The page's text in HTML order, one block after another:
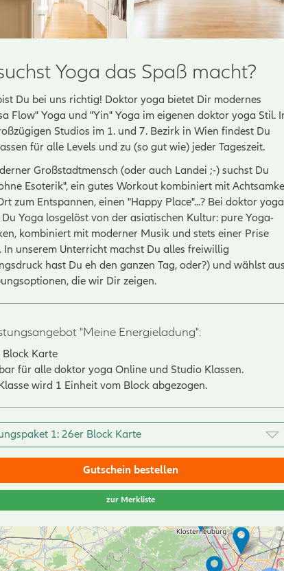
Yoga das Spaß macht?
Du bei uns richtig! Doktor yoga bietet Dir modernes
Flow" Yoga und "Yin" Yoga im eigenen doktor yoga Stil.
Studios im 1. und 7. Bezirk in Wien findest Du
für alle Levels und zu (so gut wie) jeder Tageszeit.
Großstadtmensch (oder auch Landei ;-) suchst Du
Esoterik", ein gutes Workout kombiniert mit
zum Entspannen, einen "Happy Place"...? Bei doktor yoga
Yoga losgelöst von der asiatischen Kultur: pure Yoga-
kombiniert mit moderner Musik und stets einer Prise
In unserem Unterricht machst Du alles freiwillig
hast Du eh den ganzen Tag, oder?) und wählst aus
die wir Dir zeigen.
"Meine Energieladung":
Karte
für alle doktor yoga Online und Studio Klassen.
wird 1 Einheit vom Block abgezogen.
Gutschein bestellen
zur Merkliste
2